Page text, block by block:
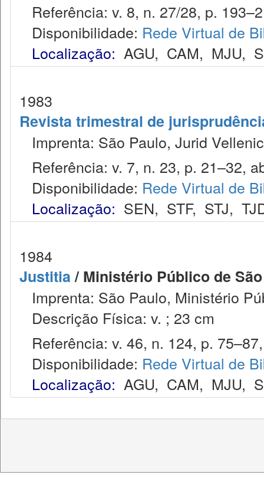
Referência: v. 8, n. 27/28, p.
Disponibilidade: Rede Virtual de
Localização: AGU, CAM, MJU,
1983
Revista trimestral de
Imprenta: São Paulo, Jurid
Referência: v. 7, n. 23, p. 21–32,
Disponibilidade: Rede Virtual de
Localização: SEN, STF, STJ,
1984
Justitia/ Ministério Público de
Imprenta: São Paulo, Ministério
Descrição Física: v. ; 23 cm
Referência: v. 46, n. 124, p.
Disponibilidade: Rede Virtual de
Localização: AGU, CAM, MJU,